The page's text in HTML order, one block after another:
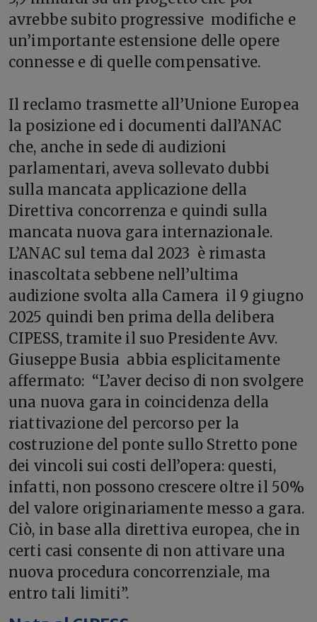
avrebbe subito progressive modifiche e
un’importante estensione delle opere
connesse e di quelle compensative.
Il reclamo trasmette all’Unione Europea
la posizione ed i documenti dall’ANAC
che, anche in sede di audizioni
parlamentari, aveva sollevato dubbi
sulla mancata applicazione della
Direttiva concorrenza e quindi sulla
mancata nuova gara internazionale.
L’ANAC sul tema dal 2023 è rimasta
inascoltata sebbene nell’ultima
audizione svolta alla Camera il 9 giugno
2025 quindi ben prima della delibera
CIPESS, tramite il suo Presidente Avv.
Giuseppe Busia abbia esplicitamente
affermato: “L’aver deciso di non svolgere
una nuova gara in coincidenza della
riattivazione del percorso per la
costruzione del ponte sullo Stretto pone
dei vincoli sui costi dell’opera: questi,
infatti, non possono crescere oltre il 50%
del valore originariamente messo a gara.
Ciò, in base alla direttiva europea, che in
certi casi consente di non attivare una
nuova procedura concorrenziale, ma
entro tali limiti”.